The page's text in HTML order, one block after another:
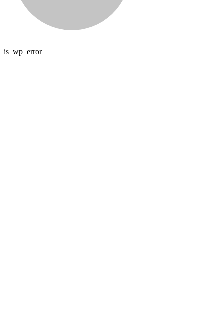
is_wp_error